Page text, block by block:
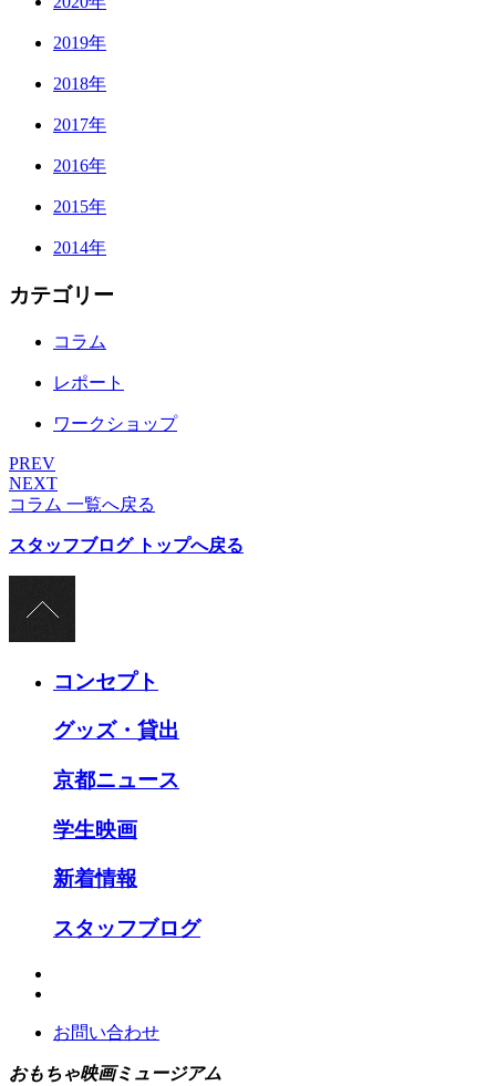
2019年
2018年
2017年
2016年
2015年
2014年
カテゴリー
コラム
レポート
ワークショップ
PREV
NEXT
コラム 一覧へ戻る
スタッフブログ トップへ戻る
コンセプト
グッズ・貸出
京都ニュース
学生映画
新着情報
スタッフブログ
お問い合わせ
おもちゃ映画ミュージアム